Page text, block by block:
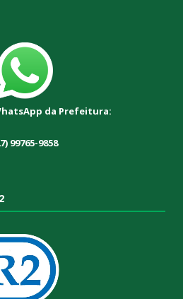
da Prefeitura:
99765-9858